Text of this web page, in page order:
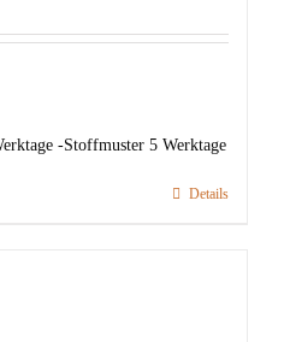
-Stoffmuster 5 Werktage
Details